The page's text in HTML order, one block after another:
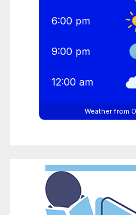
6:00 pm
9:00 pm
12:00 am
Weather from